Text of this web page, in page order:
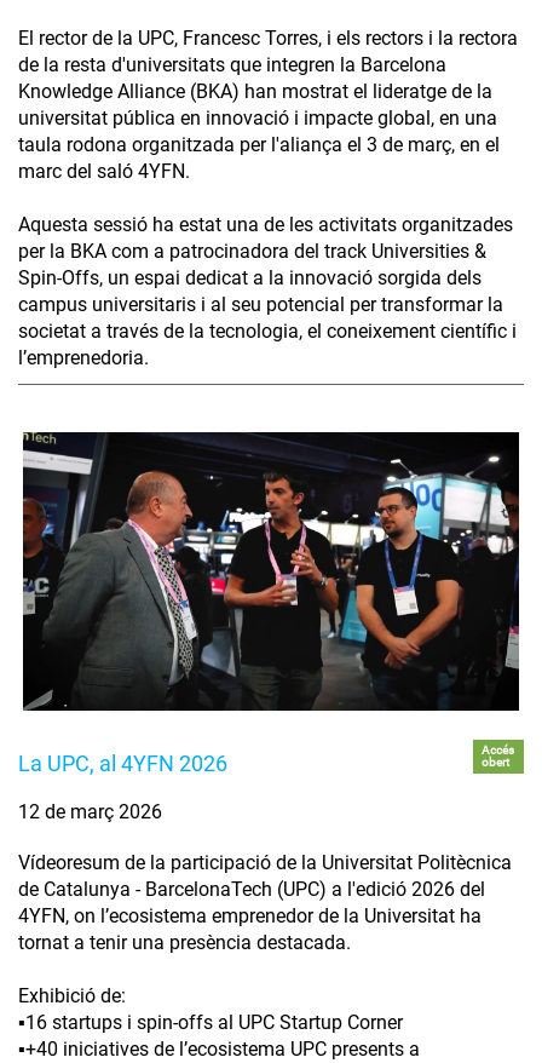
El rector de la UPC, Francesc Torres, i els rectors i la rectora
de la resta d'universitats que integren la Barcelona
Knowledge Alliance (BKA) han mostrat el lideratge de la
universitat pública en innovació i impacte global, en una
taula rodona organitzada per l'aliança el 3 de març, en el
marc del saló 4YFN.
Aquesta sessió ha estat una de les activitats organitzades
per la BKA com a patrocinadora del track Universities &
Spin-Offs, un espai dedicat a la innovació sorgida dels
campus universitaris i al seu potencial per transformar la
societat a través de la tecnologia, el coneixement científic i
l’emprenedoria.
La UPC, al 4YFN 2026
Accés
obert
12 de març 2026
Vídeoresum de la participació de la Universitat Politècnica
de Catalunya - BarcelonaTech (UPC) a l'edició 2026 del
4YFN, on l’ecosistema emprenedor de la Universitat ha
tornat a tenir una presència destacada.
Exhibició de:
▪️16 startups i spin-offs al UPC Startup Corner
▪️+40 iniciatives de l’ecosistema UPC presents a